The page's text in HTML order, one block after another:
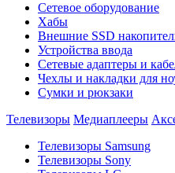
Сетевое оборудование
Хабы
Внешние SSD
Устройства ввода
Сетевые адаптеры и
Чехлы и накладки для
Сумки и рюкзаки
Телевизоры Медиаплееры
Телевизоры Samsung
Телевизоры Sony